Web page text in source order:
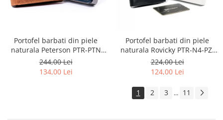
Portofel barbati din piele
naturala Peterson PTR-PTN
N992-CHM-M-8565
244,00 Lei
134,00 Lei
Portofel barbati din piele
naturala Rovicky PTR-N4-PZ-
CCR-RFID
224,00 Lei
124,00 Lei
1 2 3 ... 11